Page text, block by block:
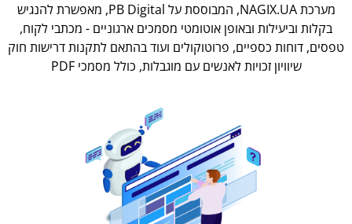
מערכת NAGIX.UA, המבוססת על PB Digital, מאפשרת להנגיש
בקלות וביעילות ובאופן אוטומטי מסמכים ארגוניים - מכתבי לקוח,
טפסים, דוחות כספיים, פרוטוקולים ועוד בהתאם לתקנות דרישות חוק
שיוויון זכויות לאנשים עם מוגבלות, כולל מסמכי PDF